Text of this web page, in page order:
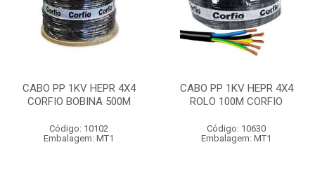
CABO PP 1KV HEPR 4X4
CORFIO BOBINA 500M
Código: 10102
Embalagem: MT1
CABO PP 1KV HEPR 4X4
ROLO 100M CORFIO
Código: 10630
Embalagem: MT1